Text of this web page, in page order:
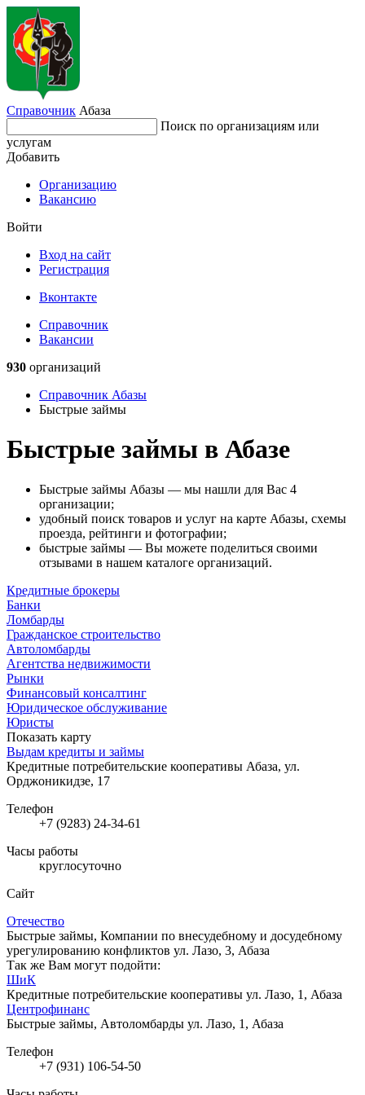
Справочник Абаза
Поиск по организациям или
услугам
Добавить
Организацию
Вакансию
Войти
Вход на сайт
Регистрация
Вконтакте
Справочник
Вакансии
930 организаций
Справочник Абазы
Быстрые займы
Быстрые займы в Абазе
Быстрые займы Абазы — мы нашли для Вас 4
организации;
удобный поиск товаров и услуг на карте Абазы, схемы
проезда, рейтинги и фотографии;
быстрые займы — Вы можете поделиться своими
отзывами в нашем каталоге организаций.
Кредитные брокеры
Банки
Ломбарды
Гражданское строительство
Автоломбарды
Агентства недвижимости
Рынки
Финансовый консалтинг
Юридическое обслуживание
Юристы
Показать карту
Выдам кредиты и займы
Кредитные потребительские кооперативы Абаза, ул.
Орджоникидзе, 17
Телефон
+7 (9283) 24-34-61
Часы работы
круглосуточно
Сайт
Отечество
Быстрые займы, Компании по внесудебному и досудебному
урегулированию конфликтов ул. Лазо, 3, Абаза
Так же Вам могут подойти:
ШиК
Кредитные потребительские кооперативы ул. Лазо, 1, Абаза
Центрофинанс
Быстрые займы, Автоломбарды ул. Лазо, 1, Абаза
Телефон
+7 (931) 106-54-50